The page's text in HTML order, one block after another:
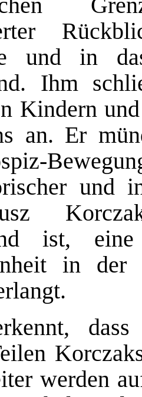
und in
Ihm
Kindern
an. Er
und
ist,
in
dass
werden